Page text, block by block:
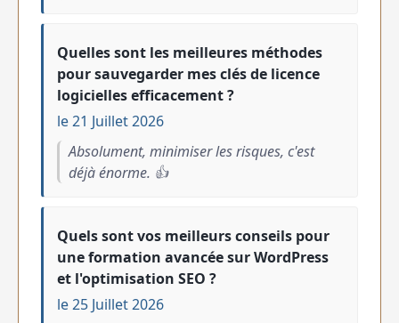
Quelles sont les meilleures méthodes
pour sauvegarder mes clés de licence
logicielles efficacement ?
le 21 Juillet 2026
Absolument, minimiser les risques, c'est
déjà énorme. 👍
Quels sont vos meilleurs conseils pour
une formation avancée sur WordPress
et l'optimisation SEO ?
le 25 Juillet 2026